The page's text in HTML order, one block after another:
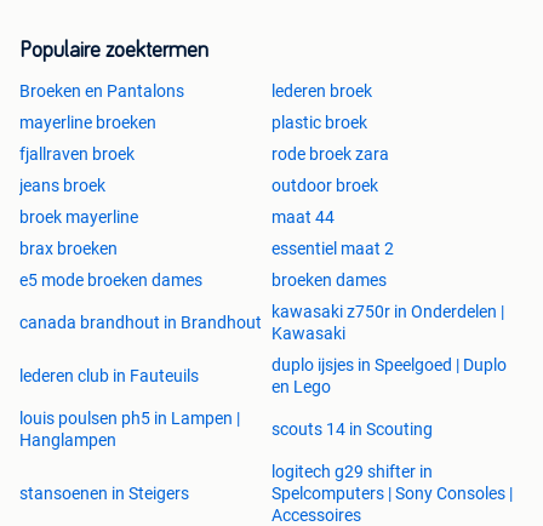
Populaire zoektermen
Broeken en Pantalons
lederen broek
mayerline broeken
plastic broek
fjallraven broek
rode broek zara
jeans broek
outdoor broek
broek mayerline
maat 44
brax broeken
essentiel maat 2
e5 mode broeken dames
broeken dames
canada brandhout in Brandhout
kawasaki z750r in Onderdelen |
Kawasaki
lederen club in Fauteuils
duplo ijsjes in Speelgoed | Duplo
en Lego
louis poulsen ph5 in Lampen |
Hanglampen
scouts 14 in Scouting
stansoenen in Steigers
logitech g29 shifter in
Spelcomputers | Sony Consoles |
Accessoires